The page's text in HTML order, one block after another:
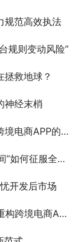
规范高效执法
规则变动风险”
救地球？
神经末梢
破局“技术革命”
服全球市场？
开发后市场
APP支付链路？